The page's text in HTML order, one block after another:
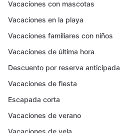
Vacaciones con mascotas
Vacaciones en la playa
Vacaciones familiares con niños
Vacaciones de última hora
Descuento por reserva anticipada
Vacaciones de fiesta
Escapada corta
Vacaciones de verano
Vacaciones de vela